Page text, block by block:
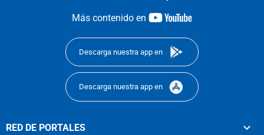
Más contenido en
youtube-
Descarga nuestra app en
Descarga nuestra app en
RED DE PORTALES